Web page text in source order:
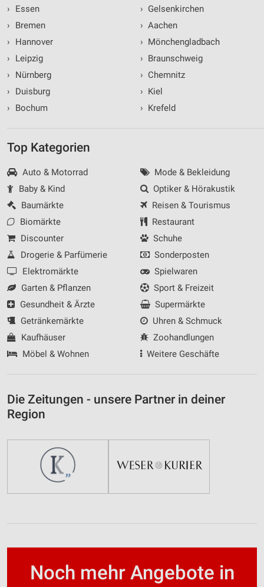
›
Essen
›
Bremen
›
Hannover
›
Leipzig
›
Nürnberg
›
Duisburg
›
Bochum
› Gelsenkirchen
› Aachen
› Mönchengladbach
› Braunschweig
› Chemnitz
› Kiel
› Krefeld
Top Kategorien
Auto & Motorrad
Baby & Kind
Baumärkte
Biomärkte
Discounter
Drogerie & Parfümerie
Elektromärkte
Garten & Pflanzen
Gesundheit & Ärzte
Getränkemärkte
Kaufhäuser
Möbel & Wohnen
Mode & Bekleidung
Optiker & Hörakustik
Reisen & Tourismus
Restaurant
Schuhe
Sonderposten
Spielwaren
Sport & Freizeit
Supermärkte
Uhren & Schmuck
Zoohandlungen
Weitere Geschäfte
Die Zeitungen - unsere Partner in deiner
Region
Noch mehr Angebote in